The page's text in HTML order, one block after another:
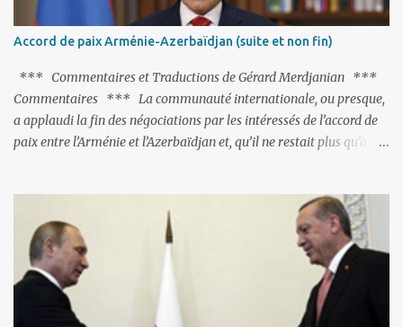
trouvent pas grâce à ses yeux, les traitant de tous les noms, avant
de les traîner en justice. Et comme les politiciens ne lui suffisent
pas, il s'attaque aux dignitaires de l'Église arménienne, les...
Accord de paix Arménie-Azerbaïdjan (suite et non fin)
*** Commentaires et Traductions de Gérard Merdjanian ***
Commentaires *** La communauté internationale, ou presque,
a applaudi la fin des négociations par les intéressés de l’accord de
paix entre l’Arménie et l’Azerbaïdjan et, qu’il ne restait plus qu’à le
Les deux points non résolus portaient sur la renonciation aux
revendications internationales mutuelles et sur l'abstention de
déployer des représentants d'autres pays le long de la frontière
entre l'Arménie et l'Azerbaïdjan. C’est chose faite, l’Arménie a
accepté. Comme on pouvait s’y attendre, Bakou a posé de
nouvelles conditions préalables : 1- L’Arménie doit demander la